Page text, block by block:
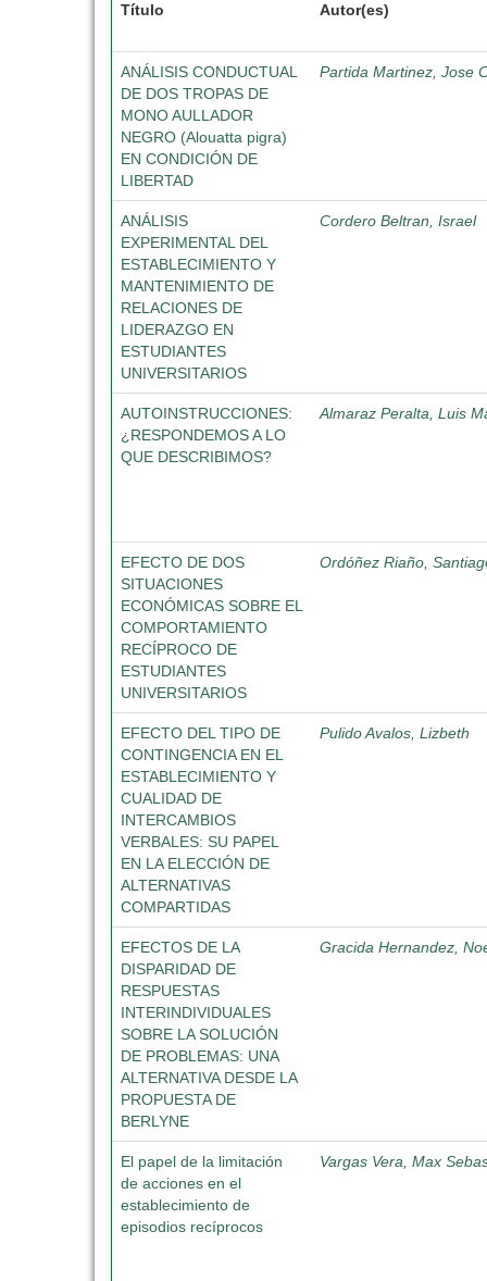
Título Autor(es)
ANÁLISIS CONDUCTUAL
DE DOS TROPAS DE
MONO AULLADOR
NEGRO (Alouatta pigra)
EN CONDICIÓN DE
LIBERTAD
Partida Martinez, Jose
ANÁLISIS
EXPERIMENTAL DEL
ESTABLECIMIENTO Y
MANTENIMIENTO DE
RELACIONES DE
LIDERAZGO EN
ESTUDIANTES
UNIVERSITARIOS
Cordero Beltran, Israel
AUTOINSTRUCCIONES:
¿RESPONDEMOS A LO
QUE DESCRIBIMOS?
Almaraz Peralta, Luis
EFECTO DE DOS
SITUACIONES
ECONÓMICAS SOBRE EL
COMPORTAMIENTO
RECÍPROCO DE
ESTUDIANTES
UNIVERSITARIOS
Ordóñez Riaño,
EFECTO DEL TIPO DE
CONTINGENCIA EN EL
ESTABLECIMIENTO Y
CUALIDAD DE
INTERCAMBIOS
VERBALES: SU PAPEL
EN LA ELECCIÓN DE
ALTERNATIVAS
COMPARTIDAS
Pulido Avalos, Lizbeth
EFECTOS DE LA
DISPARIDAD DE
RESPUESTAS
INTERINDIVIDUALES
SOBRE LA SOLUCIÓN
DE PROBLEMAS: UNA
ALTERNATIVA DESDE LA
PROPUESTA DE
BERLYNE
Gracida Hernandez,
El papel de la limitación
de acciones en el
establecimiento de
episodios recíprocos
Vargas Vera, Max